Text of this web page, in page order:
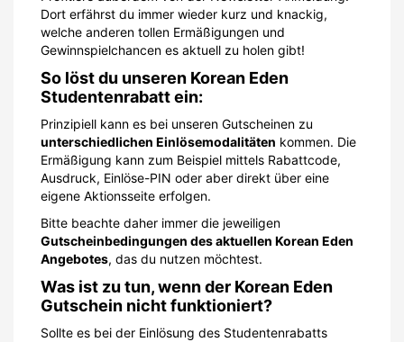
Dort erfährst du immer wieder kurz und knackig,
welche anderen tollen Ermäßigungen und
Gewinnspielchancen es aktuell zu holen gibt!
So löst du unseren Korean Eden
Studentenrabatt ein:
Prinzipiell kann es bei unseren Gutscheinen zu
unterschiedlichen Einlösemodalitäten kommen. Die
Ermäßigung kann zum Beispiel mittels Rabattcode,
Ausdruck, Einlöse-PIN oder aber direkt über eine
eigene Aktionsseite erfolgen.
Bitte beachte daher immer die jeweiligen
Gutscheinbedingungen des aktuellen Korean Eden
Angebotes, das du nutzen möchtest.
Was ist zu tun, wenn der Korean Eden
Gutschein nicht funktioniert?
Sollte es bei der Einlösung des Studentenrabatts